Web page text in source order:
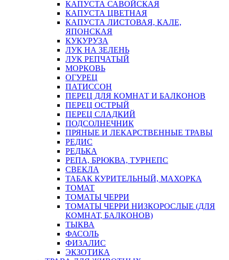
КАПУСТА САВОЙСКАЯ
КАПУСТА ЦВЕТНАЯ
КАПУСТА ЛИСТОВАЯ, КАЛЕ,
ЯПОНСКАЯ
КУКУРУЗА
ЛУК НА ЗЕЛЕНЬ
ЛУК РЕПЧАТЫЙ
МОРКОВЬ
ОГУРЕЦ
ПАТИССОН
ПЕРЕЦ ДЛЯ КОМНАТ И БАЛКОНОВ
ПЕРЕЦ ОСТРЫЙ
ПЕРЕЦ СЛАДКИЙ
ПОДСОЛНЕЧНИК
ПРЯНЫЕ И ЛЕКАРСТВЕННЫЕ ТРАВЫ
РЕДИС
РЕДЬКА
РЕПА, БРЮКВА, ТУРНЕПС
СВЕКЛА
ТАБАК КУРИТЕЛЬНЫЙ, МАХОРКА
ТОМАТ
ТОМАТЫ ЧЕРРИ
ТОМАТЫ ЧЕРРИ НИЗКОРОСЛЫЕ (ДЛЯ
КОМНАТ, БАЛКОНОВ)
ТЫКВА
ФАСОЛЬ
ФИЗАЛИС
ЭКЗОТИКА